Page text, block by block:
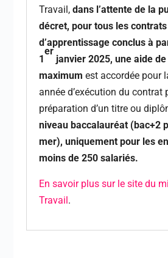
Travail, dans l’attente de la
décret, pour tous les contrats
d’apprentissage conclus à
1
er
janvier 2025, une aide
maximum est accordée pour
année d’exécution du contrat
préparation d’un titre ou
niveau baccalauréat (bac+2
mer), uniquement pour les
moins de 250 salariés.
En savoir plus sur le site du
Travail .